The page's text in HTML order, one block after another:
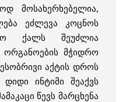
მოსახერხებელია,
ეძლევა კოცნოს
ქალს შეუძლია
ორგანოების მჭიდრო
აქტის დროს
ინტიმი შეაქვს
წევს მარცხენა